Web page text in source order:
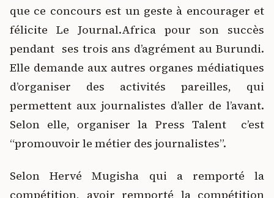
que ce concours est un geste à encourager et
félicite Le Journal.Africa pour son succès
pendant ses trois ans d’agrément au Burundi.
Elle demande aux autres organes médiatiques
d’organiser des activités pareilles, qui
permettent aux journalistes d’aller de l’avant.
Selon elle, organiser la Press Talent c’est
“promouvoir le métier des journalistes”.
Selon Hervé Mugisha qui a remporté la
compétition, avoir remporté la compétition